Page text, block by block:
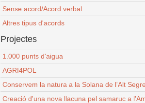
Sense acord/Acord verbal
Altres tipus d'acords
Projectes
1.000 punts d'aigua
AGRI4POL
Conservem la natura a la Solana de l'Alt
Creació d'una nova llacuna pel samaruc a